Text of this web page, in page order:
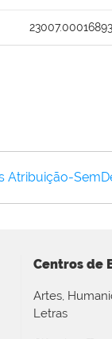
Atribuição-
Centros de
Artes,
Letras